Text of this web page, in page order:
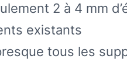
2 à 4 mm
existants
tous les